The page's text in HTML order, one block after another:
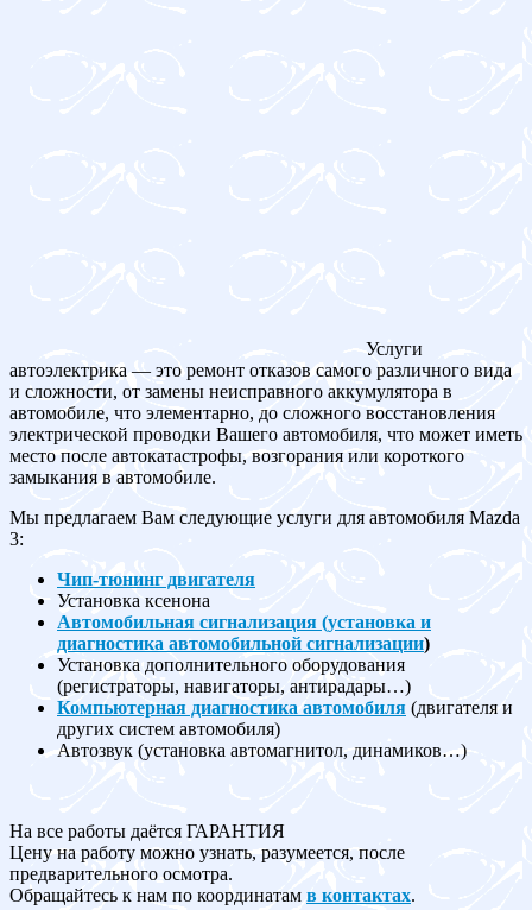
Услуги
автоэлектрика — это ремонт отказов самого различного вида
и сложности, от замены неисправного аккумулятора в
автомобиле, что элементарно, до сложного восстановления
электрической проводки Вашего автомобиля, что может иметь
место после автокатастрофы, возгорания или короткого
замыкания в автомобиле.
Мы предлагаем Вам следующие услуги для автомобиля Mazda
3:
Чип-тюнинг двигателя
Установка ксенона
Автомобильная сигнализация (установка и
диагностика автомобильной сигнализации)
Установка дополнительного оборудования
(регистраторы, навигаторы, антирадары…)
Компьютерная диагностика автомобиля (двигателя и
других систем автомобиля)
Автозвук (установка автомагнитол, динамиков…)
На все работы даётся ГАРАНТИЯ
Цену на работу можно узнать, разумеется, после
предварительного осмотра.
Обращайтесь к нам по координатам в контактах.